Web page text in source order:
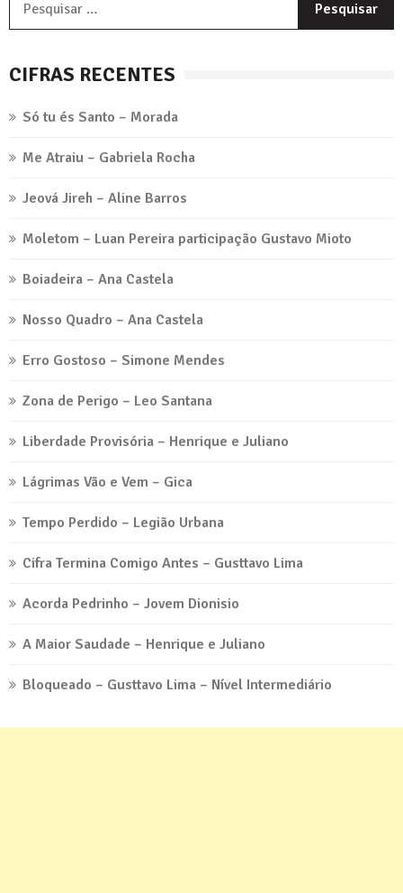
CIFRAS RECENTES
Só tu és Santo – Morada
Me Atraiu – Gabriela Rocha
Jeová Jireh – Aline Barros
Moletom – Luan Pereira participação Gustavo Mioto
Boiadeira – Ana Castela
Nosso Quadro – Ana Castela
Erro Gostoso – Simone Mendes
Zona de Perigo – Leo Santana
Liberdade Provisória – Henrique e Juliano
Lágrimas Vão e Vem – Gica
Tempo Perdido – Legião Urbana
Cifra Termina Comigo Antes – Gusttavo Lima
Acorda Pedrinho – Jovem Dionisio
A Maior Saudade – Henrique e Juliano
Bloqueado – Gusttavo Lima – Nível Intermediário